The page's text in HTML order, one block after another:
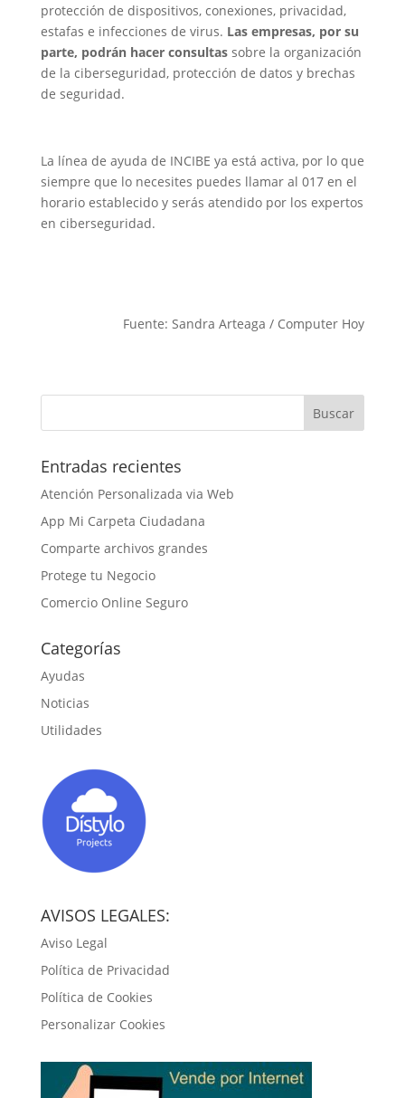
protección de dispositivos, conexiones, privacidad,
estafas e infecciones de virus. Las empresas, por su
parte, podrán hacer consultas sobre la organización
de la ciberseguridad, protección de datos y brechas
de seguridad.
La línea de ayuda de INCIBE ya está activa, por lo que
siempre que lo necesites puedes llamar al 017 en el
horario establecido y serás atendido por los expertos
en ciberseguridad.
Fuente: Sandra Arteaga / Computer Hoy
Entradas recientes
Atención Personalizada via Web
App Mi Carpeta Ciudadana
Comparte archivos grandes
Protege tu Negocio
Comercio Online Seguro
Categorías
Ayudas
Noticias
Utilidades
AVISOS LEGALES:
Aviso Legal
Política de Privacidad
Política de Cookies
Personalizar Cookies